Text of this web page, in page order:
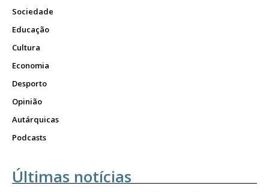
Sociedade
Educação
Cultura
Economia
Desporto
Opinião
Autárquicas
Podcasts
Últimas notícias